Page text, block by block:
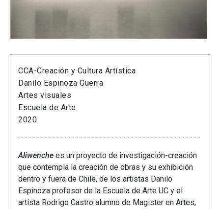
CCA-Creación y Cultura Artística
Danilo Espinoza Guerra
Artes visuales
Escuela de Arte
2020
Aliwenche es un proyecto de investigación-creación
que contempla la creación de obras y su exhibición
dentro y fuera de Chile, de los artistas Danilo
Espinoza profesor de la Escuela de Arte UC y el
artista Rodrigo Castro alumno de Magister en Artes,